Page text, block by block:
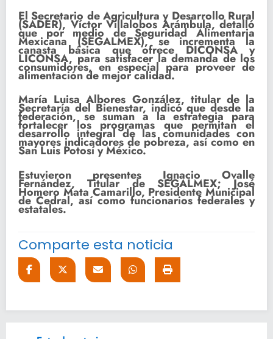
El Secretario de Agricultura y Desarrollo Rural
(SADER), Víctor Villalobos Arámbula, detalló
que por medio de Seguridad Alimentaria
Mexicana (SEGALMEX), se incrementa la
canasta básica que ofrece DICONSA y
LICONSA, para satisfacer la demanda de los
consumidores, en especial para proveer de
alimentación de mejor calidad.
María Luisa Albores González, titular de la
Secretaría del Bienestar, indicó que desde la
federación, se suman a la estrategia para
fortalecer los programas que permitan el
desarrollo integral de las comunidades con
mayores indicadores de pobreza, así como en
San Luis Potosí y México.
Estuvieron presentes Ignacio Ovalle
Fernández, Titular de SEGALMEX; José
Homero Mata Camarillo, Presidente Municipal
de Cedral, así como funcionarios federales y
estatales.
Comparte esta noticia